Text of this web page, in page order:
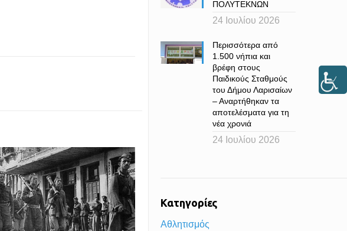
ΠΟΛΥΤΕΚΝΩΝ
24 Ιουλίου 2026
Περισσότερα από
1.500 νήπια και
βρέφη στους
Παιδικούς Σταθμούς
του Δήμου Λαρισαίων
– Αναρτήθηκαν τα
αποτελέσματα για τη
νέα χρονιά
24 Ιουλίου 2026
Κατηγορίες
Αθλητισμός